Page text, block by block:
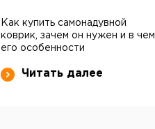
Как купить самонадувной
коврик, зачем он нужен и в чем
его особенности
Читать далее